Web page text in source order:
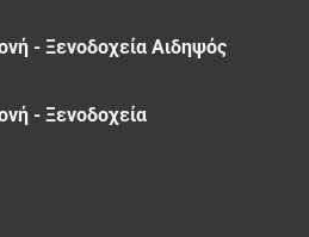
- Ξενοδοχεία Αιδηψός
- Ξενοδοχεία